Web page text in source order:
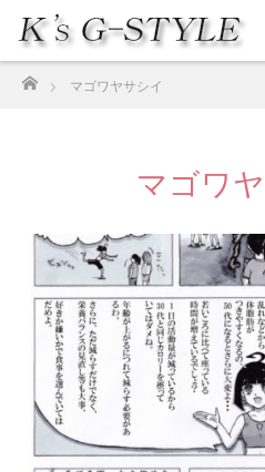
マゴワヤサシイ
マゴワ